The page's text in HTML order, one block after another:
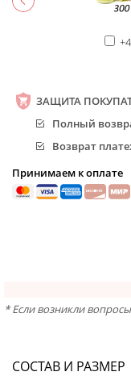
ЗАЩИТА
Полный
Возврат
Принимаем к оплате
* Если возникли
СОСТАВ И РАЗМЕР